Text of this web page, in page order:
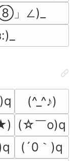
」∠)_
(^_^♪)
(☆￣o)q
(´0｀)q